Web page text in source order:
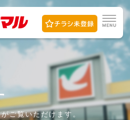
がご覧いただけます。